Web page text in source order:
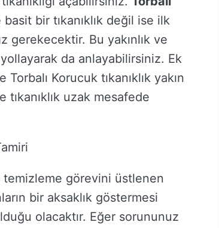
bir tıkanıklık değil ise ilk
gerekecektir. Bu yakınlık ve
da anlayabilirsiniz. Ek
Korucuk tıkanıklık yakın
uzak mesafede
temizleme görevini üstlenen
bir aksaklık göstermesi
olacaktır. Eğer sorununuz